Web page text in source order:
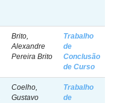
Brito,
Alexandre
Pereira Brito
Trabalho
de
Conclusão
de Curso
Coelho,
Gustavo
Trabalho
de